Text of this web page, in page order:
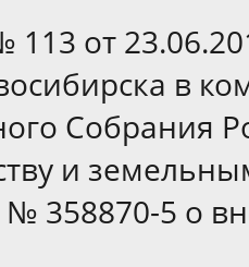
от
в
Собрания
и
№ 358870-5 о